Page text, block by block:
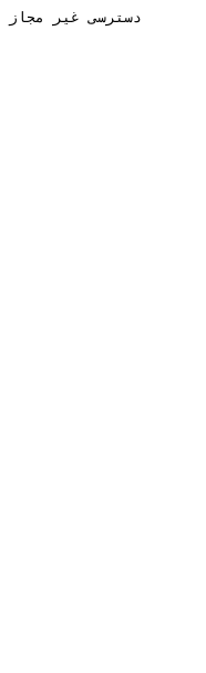
دسترسی غیر مجاز